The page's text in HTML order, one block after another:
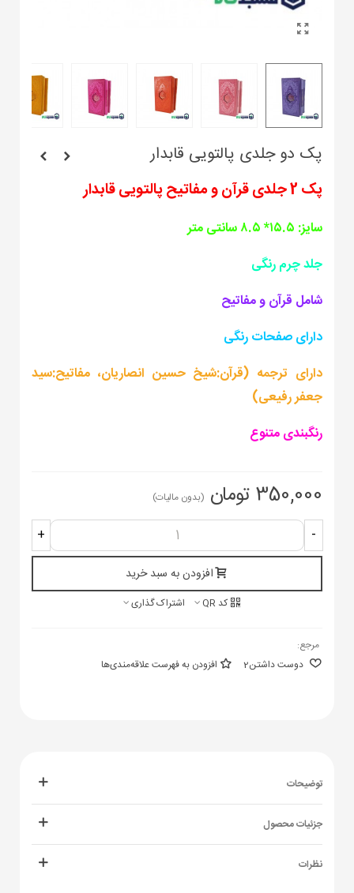
پک دو جلدی پالتویی قابدار
پک 2 جلدی قرآن و مفاتیح پالتویی قابدار
سایز: ۱۵.۵* ۸.۵ سانتی متر
جلد چرم رنگی
شامل قرآن و مفاتیح
دارای صفحات رنگی
دارای ترجمه (قرآن:شیخ حسین انصاریان، مفاتیح:سید
جعفر رفیعی)
رنگبندی متنوع
350,000 تومان (بدون مالیات)
-
+
افزودن به سبد خرید
کد QR اشتراک گذاری
مرجع:
دوست داشتن2 افزودن به فهرست علاقه‌مندی‌ها
توضیحات
جزئیات محصول
نظرات